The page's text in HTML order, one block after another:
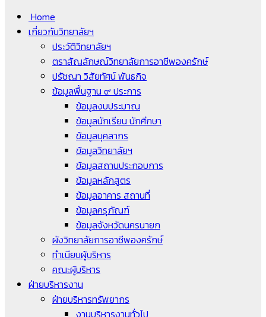
Home
เกี่ยวกับวิทยาลัยฯ
ประวัติวิทยาลัยฯ
ตราสัญลักษณ์วิทยาลัยการอาชีพองครักษ์
ปรัชญา วิสัยทัศน์ พันธกิจ
ข้อมูลพื้นฐาน ๙ ประการ
ข้อมูลงบประมาณ
ข้อมูลนักเรียน นักศึกษา
ข้อมูลบุคลากร
ข้อมูลวิทยาลัยฯ
ข้อมูลสถานประกอบการ
ข้อมูลหลักสูตร
ข้อมูลอาคาร สถานที่
ข้อมูลครุภัณฑ์
ข้อมูลจังหวัดนครนายก
ผังวิทยาลัยการอาชีพองครักษ์
ทำเนียบผู้บริหาร
คณะผู้บริหาร
ฝ่ายบริหารงาน
ฝ่ายบริหารทรัพยากร
งานบริหารงานทั่วไป